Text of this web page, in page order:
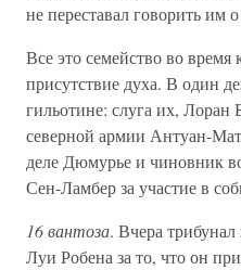
не переставал говорить им
Все это семейство во время
присутствие духа. В один
гильотине: слуга их, Лоран
северной армии Антуан-
деле Дюмурье и чиновник
Сен-Ламбер за участие в
16 вантоза. Вчера
Луи Робена за то, что он